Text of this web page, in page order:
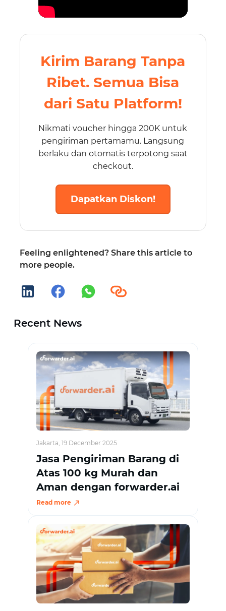
Kirim Barang Tanpa
Ribet. Semua Bisa
dari Satu Platform!
Nikmati voucher hingga 200K untuk
pengiriman pertamamu. Langsung
berlaku dan otomatis terpotong saat
checkout.
Dapatkan Diskon!
Feeling enlightened? Share this article to
more people.
Recent News
Jakarta, 19 December 2025
Jasa Pengiriman Barang di
Atas 100 kg Murah dan
Aman dengan forwarder.ai
Read more